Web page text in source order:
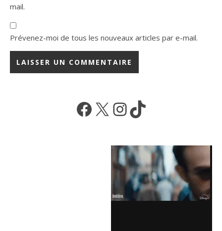
mail.
Prévenez-moi de tous les nouveaux articles par e-mail.
Facebook
X Instagram
TikTok